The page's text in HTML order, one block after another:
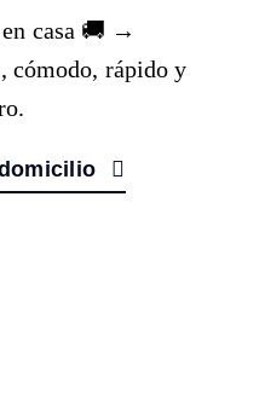
casa 🚚 →
cómodo, rápido y